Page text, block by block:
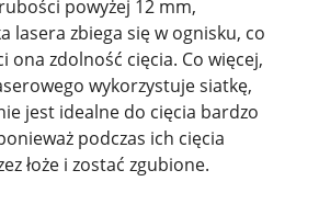
powyżej 12 mm,
lasera zbiega się w ognisku, co
ona zdolność cięcia. Co więcej,
wykorzystuje siatkę,
jest idealne do cięcia bardzo
podczas ich cięcia
łoże i zostać zgubione.